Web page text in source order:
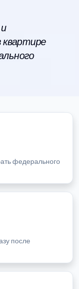
квартире
федерального
после